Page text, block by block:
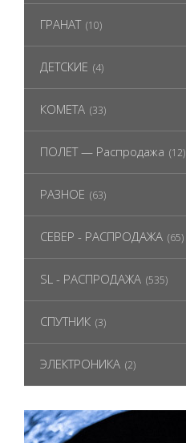
ГРАНАТ (10)
ДЕТСКИЕ (4)
КОМЕТА (33)
ПОЛЕТ — Распродажа (12)
РАЗНОЕ (63)
СЕВЕР - РАСПРОДАЖА (65)
SL - РАСПРОДАЖА (535)
СПУТНИК (3)
ЭЛЕКТРОНИКА (2)